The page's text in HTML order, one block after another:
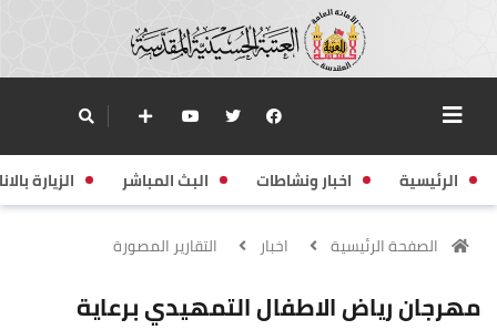
الرئيسية اخبار ونشاطات البث المباشر الزيارة
الصفحة الرئيسية اخبار التقارير المصورة
مهرجان رياض الاطفال التمهيدي برعاية